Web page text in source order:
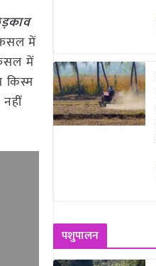
में
फसल में
किस्म
पशुपालन